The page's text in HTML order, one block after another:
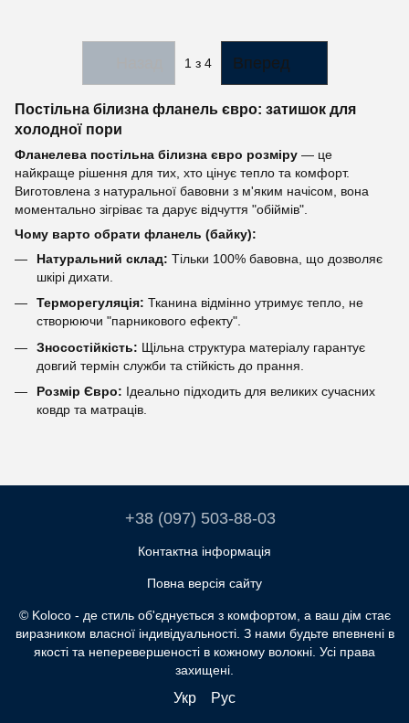
1 з 4 Вперед
Постільна білизна фланель євро: затишок для
холодної пори
Фланелева постільна білизна євро розміру — це
найкраще рішення для тих, хто цінує тепло та комфорт.
Виготовлена з натуральної бавовни з м'яким начісом, вона
моментально зігріває та дарує відчуття "обіймів".
Чому варто обрати фланель (байку):
Натуральний склад: Тільки 100% бавовна, що дозволяє
шкірі дихати.
Терморегуляція: Тканина відмінно утримує тепло, не
створюючи "парникового ефекту".
Зносостійкість: Щільна структура матеріалу гарантує
довгий термін служби та стійкість до прання.
Розмір Євро: Ідеально підходить для великих сучасних
ковдр та матраців.
+38 (097) 503-88-03
Контактна інформація
Повна версія сайту
© Koloco - де стиль об'єднується з комфортом, а ваш дім стає
виразником власної індивідуальності. З нами будьте впевнені в
якості та неперевершеності в кожному волокні. Усі права
захищені.
Укр Рус